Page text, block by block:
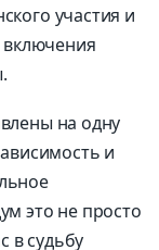
участия и
включения
на одну
и
это не просто
в судьбу